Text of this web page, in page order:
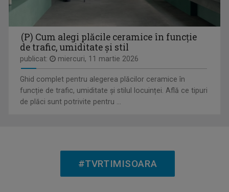
IZOLAȚI ÎN ROMÂNIA
Serie de reportaje despre oamenii din cătunele ...
(P) Cum alegi plăcile ceramice în funcție
de trafic, umiditate și stil
publicat: miercuri, 11 martie 2026
Ghid complet pentru alegerea plăcilor ceramice în
funcție de trafic, umiditate și stilul locuinței. Află ce tipuri
de plăci sunt potrivite pentru ...
#TVRTIMISOARA